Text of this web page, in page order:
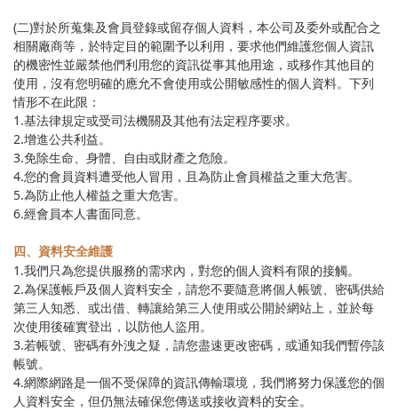
(二)對於所蒐集及會員登錄或留存個人資料，本公司及委外或配合之
相關廠商等，於特定目的範圍予以利用，要求他們維護您個人資訊
的機密性並嚴禁他們利用您的資訊從事其他用途，或移作其他目的
使用，沒有您明確的應允不會使用或公開敏感性的個人資料。下列
情形不在此限：
1.基法律規定或受司法機關及其他有法定程序要求。
2.增進公共利益。
3.免除生命、身體、自由或財產之危險。
4.您的會員資料遭受他人冒用，且為防止會員權益之重大危害。
5.為防止他人權益之重大危害。
6.經會員本人書面同意。
四、資料安全維護
1.我們只為您提供服務的需求內，對您的個人資料有限的接觸。
2.為保護帳戶及個人資料安全，請您不要隨意將個人帳號、密碼供給
第三人知悉、或出借、轉讓給第三人使用或公開於網站上，並於每
次使用後確實登出，以防他人盜用。
3.若帳號、密碼有外洩之疑，請您盡速更改密碼，或通知我們暫停該
帳號。
4.網際網路是一個不受保障的資訊傳輸環境，我們將努力保護您的個
人資料安全，但仍無法確保您傳送或接收資料的安全。